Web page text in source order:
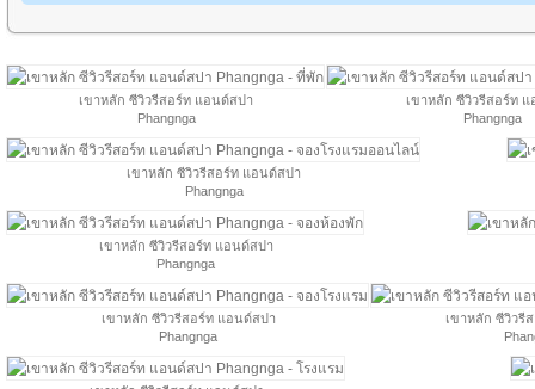
เขาหลัก ซีวิวรีสอร์ท แอนด์สปา
Phangnga
เขาหลัก ซีวิวรีสอร์ท
Phangnga
เขาหลัก ซีวิวรีสอร์ท แอนด์สปา
Phangnga
เขาหลัก ซีวิวรีสอร์ท แอนด์สปา
Phangnga
เขาหลัก ซีวิวรีสอร์ท แอนด์สปา
Phangnga
เขาหลัก ซีวิวรี